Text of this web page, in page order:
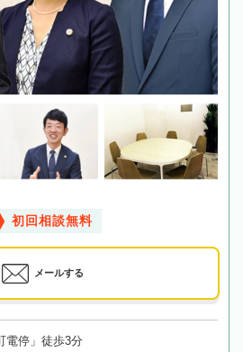
初回相談無料
メールする
電停」徒歩3分